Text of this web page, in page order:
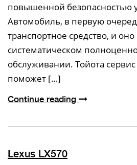
повышенной безопасностью
Автомобиль, в первую
транспортное средство, и
систематическом
обслуживании. Тойота сервис
поможет […]
Continue reading
Lexus LX570